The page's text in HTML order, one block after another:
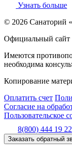
Узнать больше
© 2026 Санаторий
Официальный сайт
Имеются
необходима
Копирование
Оплатить счет
Согласие на
Пользовательское
8(800) 444 19 22
Заказать обратный